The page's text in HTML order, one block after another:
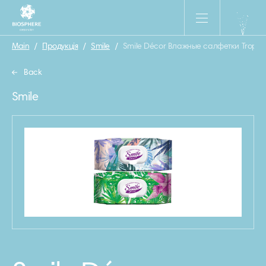
Main / Продукція / Smile / Smile Décor Влажные салфетки
Back
Smile